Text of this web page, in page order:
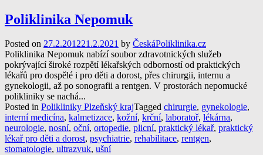
Poliklinika Nepomuk
Posted on 27.2.201221.2.2021 by ČeskáPoliklinika.cz
Poliklinika Nepomuk nabízí soubor zdravotnických služeb
pokrývající široké rozpětí lékařských odborností od praktických
lékařů pro dospělé i pro děti a dorost, přes chirurgii, internu a
gynekologii, až po sonografii a rentgen. V prostorách nepomucké
polikliniky se nachá...
Posted in Polikliniky Plzeňský krajTagged chirurgie, gynekologie,
interní medicína, kalmetizace, kožní, krční, laboratoř, lékárna,
neurologie, nosní, oční, ortopedie, plicní, praktický lékař, praktický
lékař pro děti a dorost, psychiatrie, rehabilitace, rentgen,
stomatologie, ultrazvuk, ušní